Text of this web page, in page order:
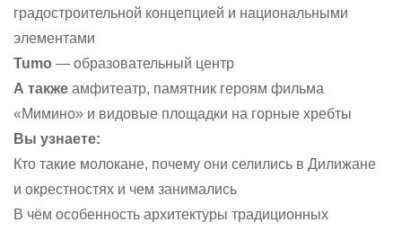
градостроительной концепцией и национальными
элементами
Tumo — образовательный центр
А также амфитеатр, памятник героям фильма
«Мимино» и видовые площадки на горные хребты
Вы узнаете:
Кто такие молокане, почему они селились в Дилижане
и окрестностях и чем занимались
В чём особенность архитектуры традиционных